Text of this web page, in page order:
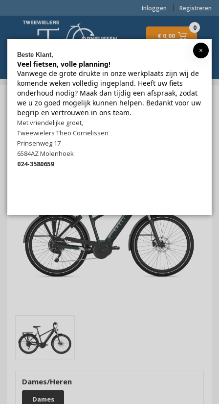
Registreren
Inloggen
0
€ 0,00
Menu
2wielerstheocornelissen.nl
Fietsen
Elektrisch middenmotor
Gazelle MEDEO T10 HMB (3)
Gazelle MEDEO T10 HMB (3)
Dames/Heren
Dames
×
Beste Klant,
Veel fietsen, volle planning!
Vanwege de grote drukte in onze werkplaats zijn wij de
komende weken volledig ingepland. Heeft uw fiets
onderhoud nodig? Maak dan tijdig een afspraak, zodat
we u zo goed mogelijk kunnen helpen. Bedankt voor uw
begrip en vertrouwen in ons team.
Met vriendelijke groet,
Tweewielers Theo Cornelissen
Prinsenweg 17
6584AZ Molenhoek
024-3580659